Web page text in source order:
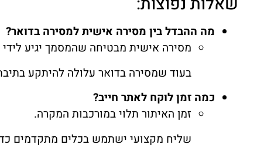
מה ההבדל בין מסירה אישית למסירה בדואר?
מסירה אישית מבטיחה שהמסמך יגיע לידי
בעוד שמסירה בדואר עלולה להיתקע
כמה זמן לוקח לאתר חייב?
זמן האיתור תלוי במורכבות המקרה.
שליח מקצועי ישתמש בכלים מתקדמים